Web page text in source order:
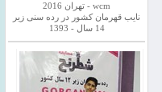
wcm - تهران 2016
نایب قهرمان کشور در رده سنی زیر
14 سال - 1393